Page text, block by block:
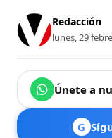
Redacción
lunes, 29
Únete a
G